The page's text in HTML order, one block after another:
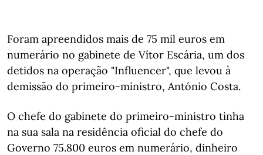
Foram apreendidos mais de 75 mil euros em
numerário no gabinete de Vítor Escária, um dos
detidos na operação "Influencer", que levou à
demissão do primeiro-ministro, António Costa.
O chefe do gabinete do primeiro-ministro tinha
na sua sala na residência oficial do chefe do
Governo 75.800 euros em numerário, dinheiro